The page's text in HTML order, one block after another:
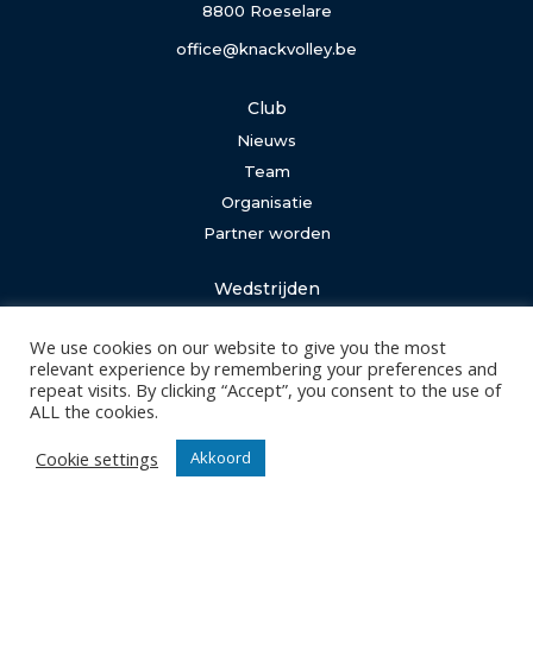
8800 Roeselare
office@knackvolley.be
Club
Nieuws
Team
Organisatie
Partner worden
Wedstrijden
Abonnementen
Algemeen
Contact
We use cookies on our website to give you the most
relevant experience by remembering your preferences and
repeat visits. By clicking “Accept”, you consent to the use of
ALL the cookies.
Cookie settings
Akkoord